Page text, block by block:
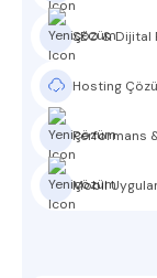
SEO & Dijital
Hosting
Performans
Mobil